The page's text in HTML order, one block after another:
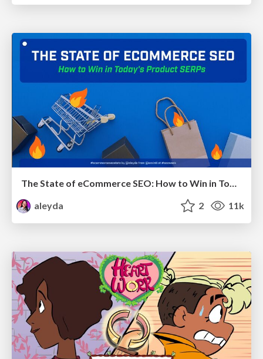
The State of eCommerce SEO: How to Win in Today's Products SERPs - #SEOweek
aleyda
2 11k